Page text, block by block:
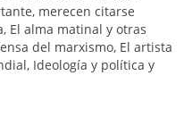
merecen citarse
El alma matinal y otras
del marxismo, El artista
Ideología y política y